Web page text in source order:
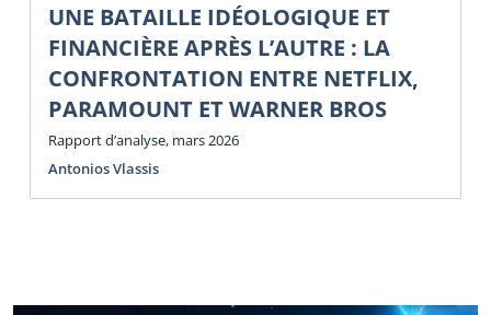
UNE BATAILLE IDÉOLOGIQUE ET
FINANCIÈRE APRÈS L’AUTRE : LA
CONFRONTATION ENTRE NETFLIX,
PARAMOUNT ET WARNER BROS
Rapport d’analyse, mars 2026
Antonios Vlassis